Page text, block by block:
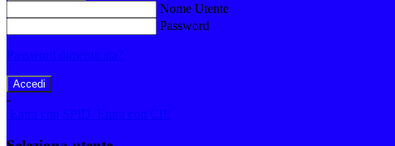
Nome Utente
Password
Password dimenticata?
-
Entra con SPID
Entra con CIE